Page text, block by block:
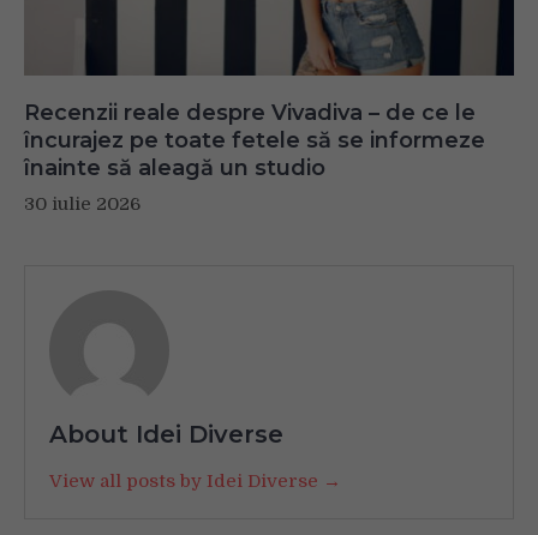
Recenzii reale despre Vivadiva – de ce le
încurajez pe toate fetele să se informeze
înainte să aleagă un studio
30 iulie 2026
About Idei Diverse
View all posts by Idei Diverse →